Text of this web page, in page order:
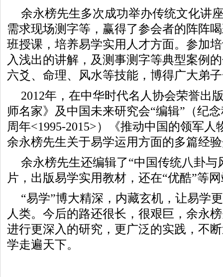
余永榜先生多次成功举办传统文化讲
需求现场测字等，赢得了参会者的阵阵
班授课，培养易学实用人才方面。参加
入浅出的讲解，及测事测字等典型案例
六爻、命理、风水等技能，博得广大弟
2012年，在中华时代名人协会荣誉出
师名家》及中国未来研究会“编辑”（纪
周年<1995-2015>）《推动中国的领军
余永榜先生关于易学运用方面的多篇经
余永榜先生还编辑了“中国传统八卦与
片，出版易学实用教材，还在“优酷”等
“易学”博大精深，内藏玄机，让易学
人类。今后的路还很长，很艰巨，余永
进行更深入的研究，更广泛的实践，不
学走遍天下。